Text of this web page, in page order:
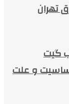
تهران
گیت
و علت